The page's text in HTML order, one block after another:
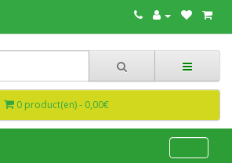
0 product(en) - 0,00€